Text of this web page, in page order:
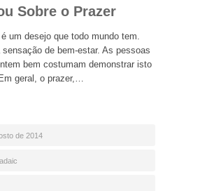
Sobre o Prazer
um desejo que todo mundo tem.
sensação de bem-estar. As pessoas
bem costumam demonstrar isto
geral, o prazer,…
de 2014